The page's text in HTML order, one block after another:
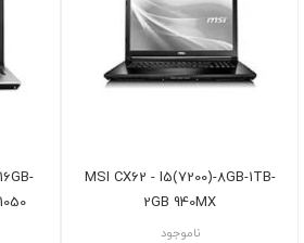
MSI CX62 - I5(7200)-8GB-1TB-
2GB 940MX
ناموجود